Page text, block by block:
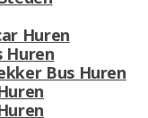
Huren
Huren
Bus Huren